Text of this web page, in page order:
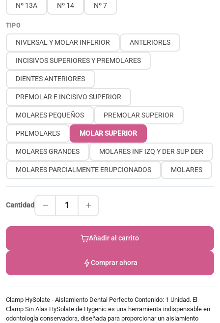
Nº 13A Nº 14 Nº 7
TIPO
NIVERSAL Y MOLAR INFERIOR ANTERIORES
INCISIVOS SUPERIORES Y PREMOLARES
DIENTES ANTERIORES
PREMOLAR E INCISIVO SUPERIOR
MOLARES PEQUEÑOS PREMOLAR SUPERIOR
PREMOLARES MOLAR SUPERIOR
MOLARES GRANDES MOLARES INF IZQ Y DER SUP DER
MOLARES PARCIALMENTE ERUPCIONADOS MOLARES
Cantidad 1
Añadir al carrito
Comprar ahora
Clamp HySolate - Aislamiento Dental Perfecto Contenido: 1 Unidad. El
Clamp Sin Alas HySolate de Hygenic es una herramienta indispensable en
odontología conservadora, diseñada para proporcionar un aislamiento